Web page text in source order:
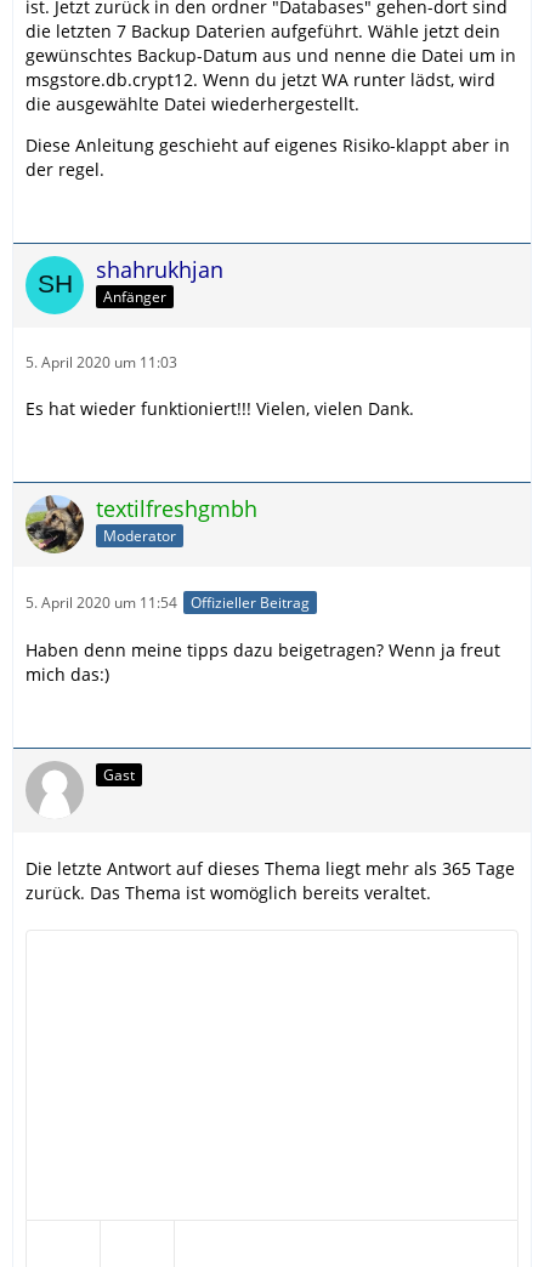
ist. Jetzt zurück in den ordner "Databases" gehen-dort sind
die letzten 7 Backup Daterien aufgeführt. Wähle jetzt dein
gewünschtes Backup-Datum aus und nenne die Datei um in
msgstore.db.crypt12. Wenn du jetzt WA runter lädst, wird
die ausgewählte Datei wiederhergestellt.
Diese Anleitung geschieht auf eigenes Risiko-klappt aber in
der regel.
shahrukhjan
Anfänger
5. April 2020 um 11:03
Es hat wieder funktioniert!!! Vielen, vielen Dank.
textilfreshgmbh
Moderator
5. April 2020 um 11:54 Offizieller Beitrag
Haben denn meine tipps dazu beigetragen? Wenn ja freut
mich das:)
Gast
Die letzte Antwort auf dieses Thema liegt mehr als 365 Tage
zurück. Das Thema ist womöglich bereits veraltet.